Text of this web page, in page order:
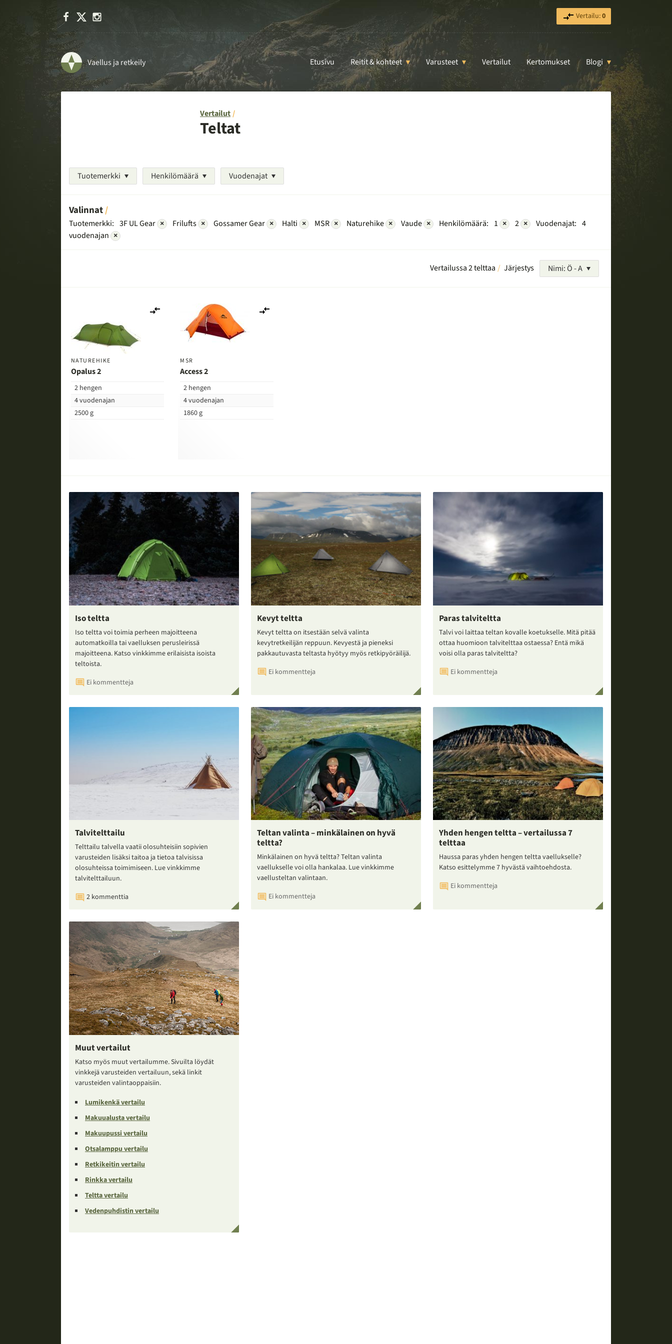
Facebook Vertailu:0
Vaellus ja retkeily Etusivu Reitit & kohteet Varusteet Vertailut Kertomukset Blogi
Vertailut
Teltat
Tuotemerkki Henkilömäärä Vuodenajat
Valinnat
Tuotemerkki: 3F UL Gear × Frilufts × Gossamer Gear × Halti × MSR × Naturehike × Vaude × Henkilömäärä: 1 × 2 × Vuodenajat: 4
vuodenajan ×
Vertailussa 2 telttaa Järjestys Nimi: Ö - A
NATUREHIKE
Opalus 2
2 hengen
4 vuodenajan
2500 g
vertailuun
MSR
Access 2
2 hengen
4 vuodenajan
1860 g
Iso teltta
Iso teltta voi toimia perheen majoitteena
automatkoilla tai vaelluksen perusleirissä
majoitteena. Katso vinkkimme erilaisista isoista
teltoista.
Ei kommentteja
Kevyt teltta
Kevyt teltta on itsestään selvä valinta
kevytretkeilijän reppuun. Kevyestä ja pieneksi
pakkautuvasta teltasta hyötyy myös retkipyöräilijä.
Ei kommentteja
Paras talviteltta
Talvi voi laittaa teltan kovalle koetukselle. Mitä pitää
ottaa huomioon talvitelttaa ostaessa? Entä mikä
voisi olla paras talviteltta?
Ei kommentteja
Talvitelttailu
Telttailu talvella vaatii olosuhteisiin sopivien
varusteiden lisäksi taitoa ja tietoa talvisissa
olosuhteissa toimimiseen. Lue vinkkimme
talvitelttailuun.
2 kommenttia
Teltan valinta – minkälainen on hyvä
teltta?
Minkälainen on hyvä teltta? Teltan valinta
vaellukselle voi olla hankalaa. Lue vinkkimme
vaellusteltan valintaan.
Ei kommentteja
Yhden hengen teltta – vertailussa 7
telttaa
Haussa paras yhden hengen teltta vaellukselle?
Katso esittelymme 7 hyvästä vaihtoehdosta.
Ei kommentteja
Muut vertailut
Katso myös muut vertailumme. Sivuilta löydät
vinkkejä varusteiden vertailuun, sekä linkit
varusteiden valintaoppaisiin.
Lumikenkä vertailu
Makuualusta vertailu
Makuupussi vertailu
Otsalamppu vertailu
Retkikeitin vertailu
Rinkka vertailu
Teltta vertailu
Vedenpuhdistin vertailu